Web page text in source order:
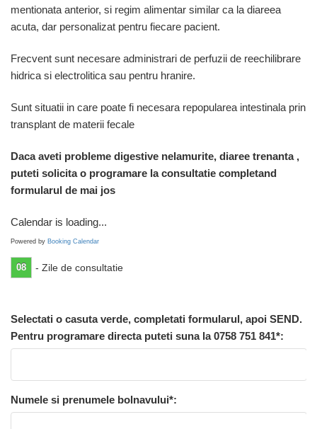
mentionata anterior, si regim alimentar similar ca la diareea
acuta, dar personalizat pentru fiecare pacient.
Frecvent sunt necesare administrari de perfuzii de reechilibrare
hidrica si electrolitica sau pentru hranire.
Sunt situatii in care poate fi necesara repopularea intestinala prin
transplant de materii fecale
Daca aveti probleme digestive nelamurite, diaree trenanta ,
puteti solicita o programare la consultatie completand
formularul de mai jos
Calendar is loading...
Powered by Booking Calendar
08 - Zile de consultatie
Selectati o casuta verde, completati formularul, apoi SEND.
Pentru programare directa puteti suna la 0758 751 841*:
Numele si prenumele bolnavului*: